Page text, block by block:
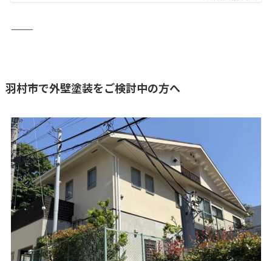
⸻
羽村市で外壁塗装をご検討中の方へ